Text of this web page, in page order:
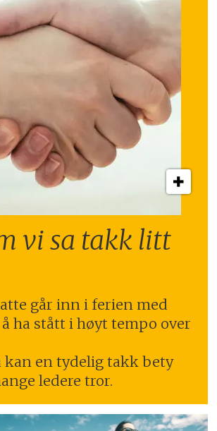
vi sa takk litt
går inn i ferien med
ha stått i høyt tempo over
kan en tydelig takk bety
ledere tror.